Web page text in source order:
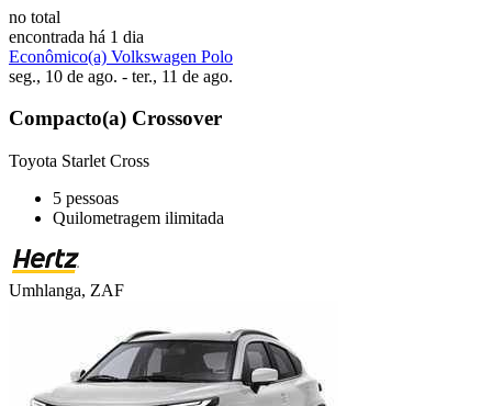
no total
encontrada há 1 dia
Econômico(a) Volkswagen Polo
seg., 10 de ago. - ter., 11 de ago.
Compacto(a) Crossover
Toyota Starlet Cross
5 pessoas
Quilometragem ilimitada
Umhlanga, ZAF